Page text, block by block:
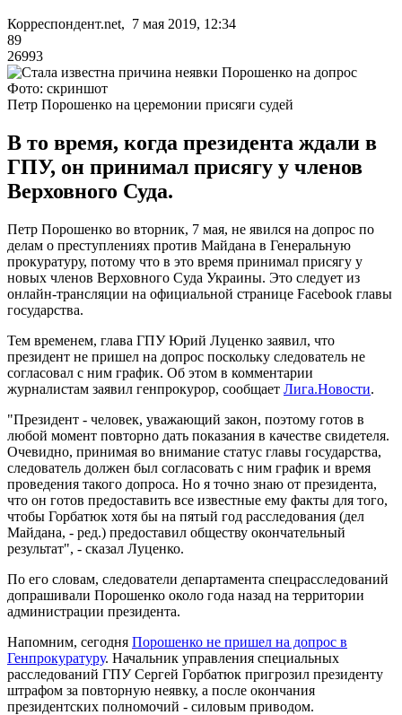
Корреспондент.net, 7 мая 2019, 12:34
89
26993
Фото: скриншот
Петр Порошенко на церемонии присяги судей
В то время, когда президента ждали в
ГПУ, он принимал присягу у членов
Верховного Суда.
Петр Порошенко во вторник, 7 мая, не явился на допрос по
делам о преступлениях против Майдана в Генеральную
прокуратуру, потому что в это время принимал присягу у
новых членов Верховного Суда Украины. Это следует из
онлайн-трансляции на официальной странице Facebook главы
государства.
Тем временем, глава ГПУ Юрий Луценко заявил, что
президент не пришел на допрос поскольку следователь не
согласовал с ним график. Об этом в комментарии
журналистам заявил генпрокурор, сообщает Лига.Новости.
"Президент - человек, уважающий закон, поэтому готов в
любой момент повторно дать показания в качестве свидетеля.
Очевидно, принимая во внимание статус главы государства,
следователь должен был согласовать с ним график и время
проведения такого допроса. Но я точно знаю от президента,
что он готов предоставить все известные ему факты для того,
чтобы Горбатюк хотя бы на пятый год расследования (дел
Майдана, - ред.) предоставил обществу окончательный
результат", - сказал Луценко.
По его словам, следователи департамента спецрасследований
допрашивали Порошенко около года назад на территории
администрации президента.
Напомним, сегодня Порошенко не пришел на допрос в
Генпрокуратуру. Начальник управления специальных
расследований ГПУ Сергей Горбатюк пригрозил президенту
штрафом за повторную неявку, а после окончания
президентских полномочий - силовым приводом.